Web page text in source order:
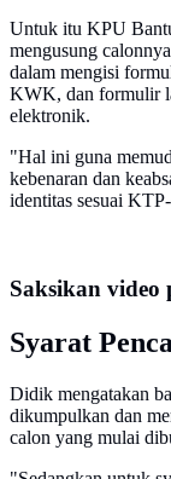
Untuk itu KPU
mengusung
dalam mengisi
KWK, dan formulir
elektronik.
"Hal ini guna
kebenaran dan
identitas sesuai
Saksikan
Syarat
Didik mengatakan
dikumpulkan dan
calon yang mulai